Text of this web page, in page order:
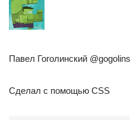
Павел Гоголинский
Сделал с помощью CSS